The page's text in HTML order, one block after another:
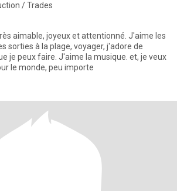
/ Trades
joyeux et attentionné. J'aime les
sorties à la plage, voyager, j'adore de
la musique. et, je veux
le monde, peu importe